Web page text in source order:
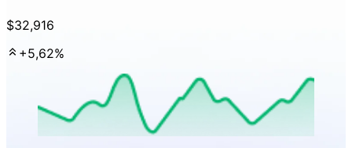
$32,916
+5,62%